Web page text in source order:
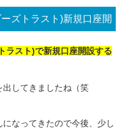
ズトラスト)新規口座開
ラスト)で新規口座開設する
してきましたね（笑
なってきたので今後、少し